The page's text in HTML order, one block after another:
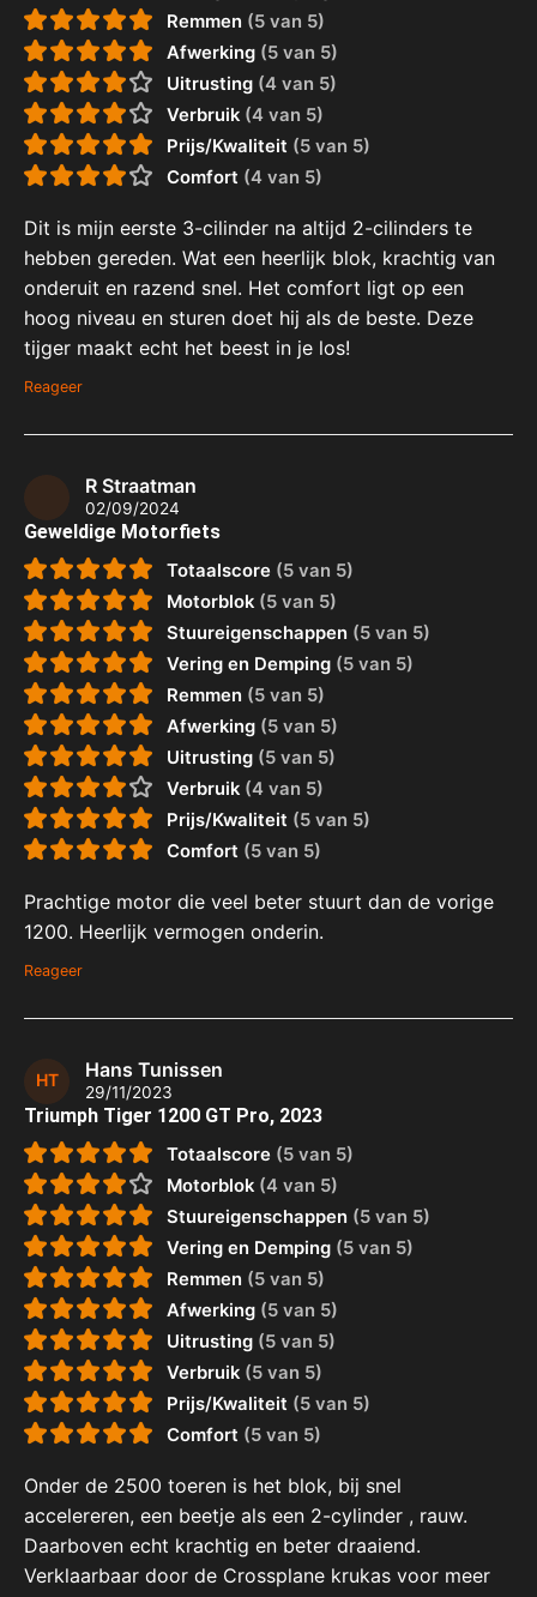
Remmen (5 van 5)
Afwerking (5 van 5)
Uitrusting (4 van 5)
Verbruik (4 van 5)
Prijs/Kwaliteit (5 van 5)
Comfort (4 van 5)
Dit is mijn eerste 3-cilinder na altijd 2-cilinders te
hebben gereden. Wat een heerlijk blok, krachtig van
onderuit en razend snel. Het comfort ligt op een
hoog niveau en sturen doet hij als de beste. Deze
tijger maakt echt het beest in je los!
Reageer
R Straatman
02/09/2024
Geweldige Motorfiets
Totaalscore (5 van 5)
Motorblok (5 van 5)
Stuureigenschappen (5 van 5)
Vering en Demping (5 van 5)
Remmen (5 van 5)
Afwerking (5 van 5)
Uitrusting (5 van 5)
Verbruik (4 van 5)
Prijs/Kwaliteit (5 van 5)
Comfort (5 van 5)
Prachtige motor die veel beter stuurt dan de vorige
1200. Heerlijk vermogen onderin.
Reageer
HT Hans Tunissen
29/11/2023
Triumph Tiger 1200 GT Pro, 2023
Totaalscore (5 van 5)
Motorblok (4 van 5)
Stuureigenschappen (5 van 5)
Vering en Demping (5 van 5)
Remmen (5 van 5)
Afwerking (5 van 5)
Uitrusting (5 van 5)
Verbruik (5 van 5)
Prijs/Kwaliteit (5 van 5)
Comfort (5 van 5)
Onder de 2500 toeren is het blok, bij snel
accelereren, een beetje als een 2-cylinder , rauw.
Daarboven echt krachtig en beter draaiend.
Verklaarbaar door de Crossplane krukas voor meer